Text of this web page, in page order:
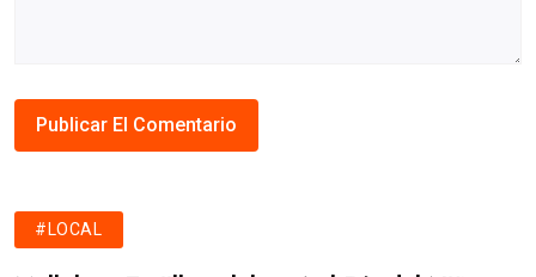
#LOCAL